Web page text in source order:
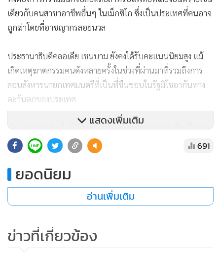
ประกาศเลิกสนับสนุนการประท้วงในวันเสาร์ ขณะที่นักการเมือง
รุ่นเก่าอย่างอดีตประธานาธิบดีวินเซนเต ฟ็อกซ์ และมหาเศรษฐี
ริคาร์โด ซาลินาส พลิเอโก เผยแพร่ข้อความสนับสนุนการ
การประท้วงในวันเสาร์มีคนจากหลายกลุ่มอายุเข้าร่วม ในจำนวน
นี้รวมถึงผู้สนับสนุนคาร์ลอส มันโซ นายกเทศมนตรีมิโชอากันที่
ถูกลอบสังหาร
โรซา มาเรีย อาวิลา นายหน้าอสังหาริมทรัพย์วัย 65 ปีที่เดินทาง
มาจากเมืองปาซคัวโรในรัฐมิโชอากัน บอกว่า รัฐกำลังล่มสลาย
ปรามพวกทำผิดกฎหมายที่ซ่องสุมอยู่บริเวณเทือกเขา
แสดงเพิ่มเติม
691
ยอดนิยม
อ่านเพิ่มเติม
ข่าวที่เกี่ยวข้อง